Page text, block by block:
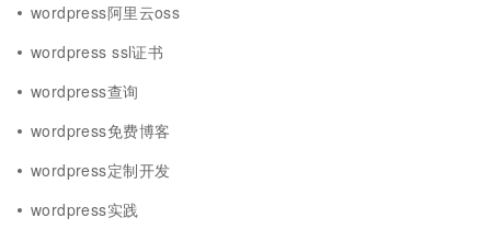
wordpress阿里云oss
wordpress ssl证书
wordpress查询
wordpress免费博客
wordpress定制开发
wordpress实践